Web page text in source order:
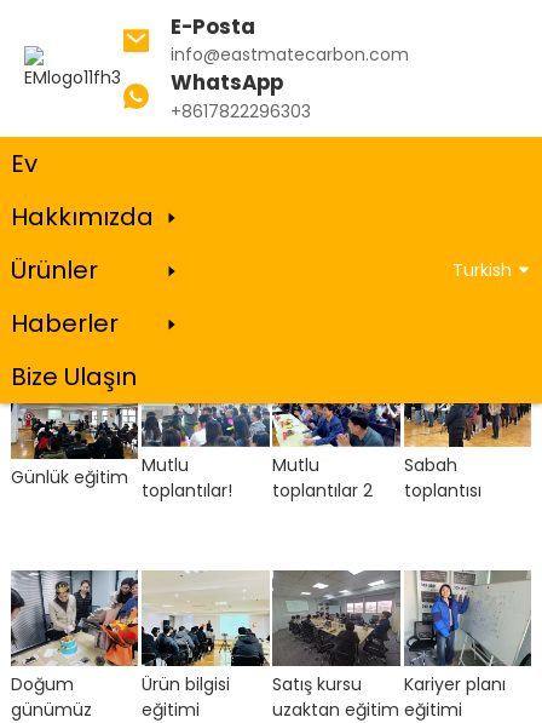
E-Posta
info@eastmatecarbon.com
WhatsApp
+8617822296303
Ev
Hakkımızda
Ürünler
Haberler
Bize Ulaşın
Turkish
Kültürümüz ve Eğitimimiz
Kültürümüz ve Eğitimimiz
Günlük eğitim
Mutlu
toplantılar!
Mutlu
toplantılar 2
Sabah
toplantısı
Doğum
günümüz
Ürün bilgisi
eğitimi
Satış kursu
uzaktan eğitim
Kariyer planı
eğitimi